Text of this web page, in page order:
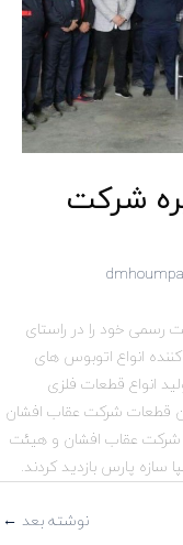
شرکت
dmhoumpa
سازه پارس از سال ۱۳۹۲ فعالیت رسمی خود را در راستای
انواع اتوبوس های
انواع قطعات فلزی
قطعات شرکت عقاب افشان
رئیس هیت مدیره شرکت عقاب افشان و هیئت
پارس بازدید کردند.
نوشته بعد ←